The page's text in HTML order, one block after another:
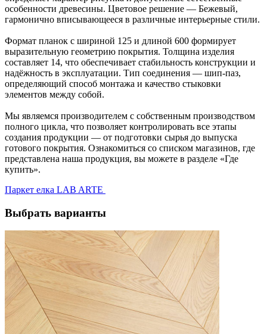
особенности древесины. Цветовое решение — Бежевый,
гармонично вписывающееся в различные интерьерные стили.
Формат планок с шириной 125 и длиной 600 формирует
выразительную геометрию покрытия. Толщина изделия
составляет 14, что обеспечивает стабильность конструкции и
надёжность в эксплуатации. Тип соединения — шип-паз,
определяющий способ монтажа и качество стыковки
элементов между собой.
Мы являемся производителем с собственным производством
полного цикла, что позволяет контролировать все этапы
создания продукции — от подготовки сырья до выпуска
готового покрытия. Ознакомиться со списком магазинов, где
представлена наша продукция, вы можете в разделе «Где
купить».
Паркет елка LAB ARTE
Выбрать варианты